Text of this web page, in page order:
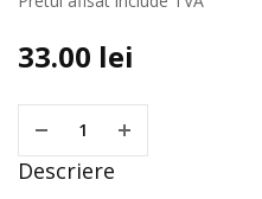
33.00 lei
Descriere